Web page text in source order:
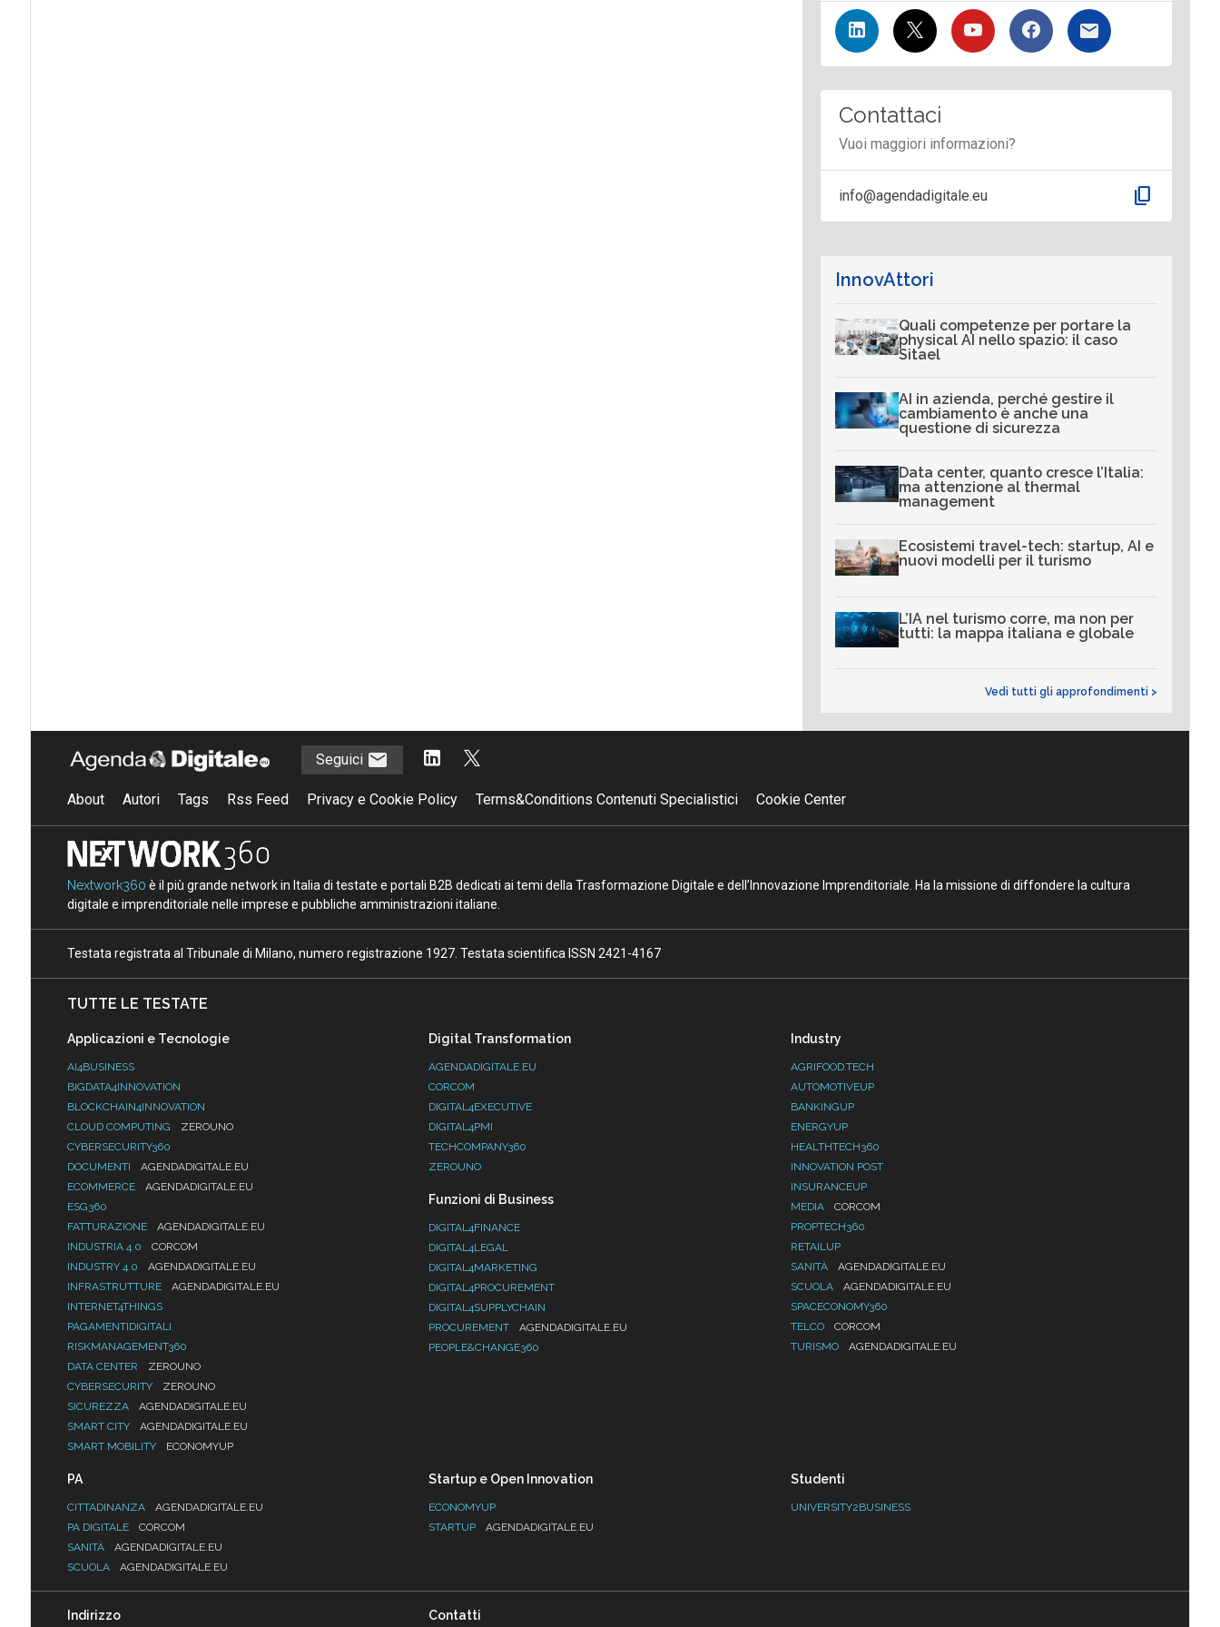
Contattaci
Vuoi maggiori informazioni?
info@agendadigitale.eu content_copy
InnovAttori
Quali competenze per portare la
physical AI nello spazio: il caso
Sitael
AI in azienda, perché gestire il
cambiamento è anche una
questione di sicurezza
Data center, quanto cresce l’Italia:
ma attenzione al thermal
management
Ecosistemi travel-tech: startup, AI e
nuovi modelli per il turismo
L’IA nel turismo corre, ma non per
tutti: la mappa italiana e globale
Vedi tutti gli approfondimenti >
Seguici
About Autori Tags Rss Feed Privacy e Cookie Policy Terms&Conditions Contenuti Specialistici Cookie Center
Nextwork360 è il più grande network in Italia di testate e portali B2B dedicati ai temi della Trasformazione Digitale e dell’Innovazione Imprenditoriale. Ha la missione di diffondere la cultura
digitale e imprenditoriale nelle imprese e pubbliche amministrazioni italiane.
Testata registrata al Tribunale di Milano, numero registrazione 1927. Testata scientifica ISSN 2421-4167
TUTTE LE TESTATE
Applicazioni e Tecnologie
AI4BUSINESS
BIGDATA4INNOVATION
BLOCKCHAIN4INNOVATION
CLOUD COMPUTING
ZEROUNO
CYBERSECURITY360
DOCUMENTI
AGENDADIGITALE.EU
ECOMMERCE
AGENDADIGITALE.EU
ESG360
FATTURAZIONE
AGENDADIGITALE.EU
INDUSTRIA 4.0
CORCOM
INDUSTRY 4.0
AGENDADIGITALE.EU
INFRASTRUTTURE
AGENDADIGITALE.EU
INTERNET4THINGS
PAGAMENTIDIGITALI
RISKMANAGEMENT360
DATA CENTER
ZEROUNO
CYBERSECURITY
ZEROUNO
SICUREZZA
AGENDADIGITALE.EU
SMART CITY
AGENDADIGITALE.EU
SMART MOBILITY
ECONOMYUP
Digital Transformation
AGENDADIGITALE.EU
CORCOM
DIGITAL4EXECUTIVE
DIGITAL4PMI
TECHCOMPANY360
ZEROUNO
Funzioni di Business
DIGITAL4FINANCE
DIGITAL4LEGAL
DIGITAL4MARKETING
DIGITAL4PROCUREMENT
DIGITAL4SUPPLYCHAIN
PROCUREMENT
AGENDADIGITALE.EU
PEOPLE&CHANGE360
Industry
AGRIFOOD.TECH
AUTOMOTIVEUP
BANKINGUP
ENERGYUP
HEALTHTECH360
INNOVATION POST
INSURANCEUP
MEDIA
CORCOM
PROPTECH360
RETAILUP
SANITÀ
AGENDADIGITALE.EU
SCUOLA
AGENDADIGITALE.EU
SPACECONOMY360
TELCO
CORCOM
TURISMO
AGENDADIGITALE.EU
PA
CITTADINANZA
AGENDADIGITALE.EU
PA DIGITALE
CORCOM
SANITÀ
AGENDADIGITALE.EU
SCUOLA
AGENDADIGITALE.EU
Startup e Open Innovation
ECONOMYUP
STARTUP
AGENDADIGITALE.EU
Studenti
UNIVERSITY2BUSINESS
Indirizzo Contatti